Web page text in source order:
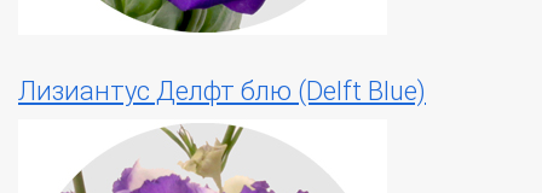
Лизиантус Делфт блю (Delft Blue)